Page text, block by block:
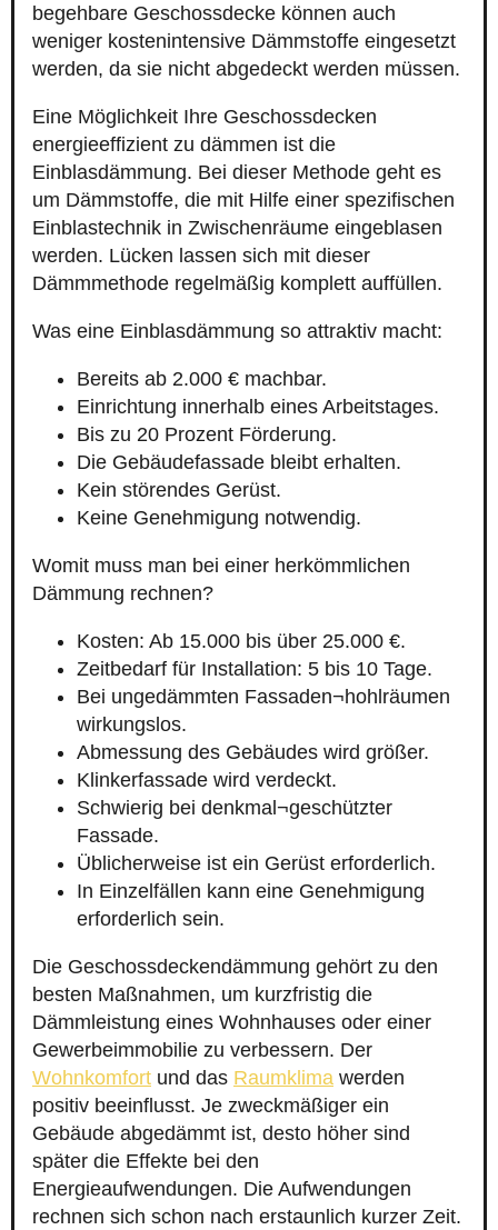
begehbare Geschossdecke können auch
weniger kostenintensive Dämmstoffe eingesetzt
werden, da sie nicht abgedeckt werden müssen.
Eine Möglichkeit Ihre Geschossdecken
energieeffizient zu dämmen ist die
Einblasdämmung. Bei dieser Methode geht es
um Dämmstoffe, die mit Hilfe einer spezifischen
Einblastechnik in Zwischenräume eingeblasen
werden. Lücken lassen sich mit dieser
Dämmmethode regelmäßig komplett auffüllen.
Was eine Einblasdämmung so attraktiv macht:
Bereits ab 2.000 € machbar.
Einrichtung innerhalb eines Arbeitstages.
Bis zu 20 Prozent Förderung.
Die Gebäudefassade bleibt erhalten.
Kein störendes Gerüst.
Keine Genehmigung notwendig.
Womit muss man bei einer herkömmlichen
Dämmung rechnen?
Kosten: Ab 15.000 bis über 25.000 €.
Zeitbedarf für Installation: 5 bis 10 Tage.
Bei ungedämmten Fassaden¬hohlräumen
wirkungslos.
Abmessung des Gebäudes wird größer.
Klinkerfassade wird verdeckt.
Schwierig bei denkmal¬geschützter
Fassade.
Üblicherweise ist ein Gerüst erforderlich.
In Einzelfällen kann eine Genehmigung
erforderlich sein.
Die Geschossdeckendämmung gehört zu den
besten Maßnahmen, um kurzfristig die
Dämmleistung eines Wohnhauses oder einer
Gewerbeimmobilie zu verbessern. Der
Wohnkomfort und das Raumklima werden
positiv beeinflusst. Je zweckmäßiger ein
Gebäude abgedämmt ist, desto höher sind
später die Effekte bei den
Energieaufwendungen. Die Aufwendungen
rechnen sich schon nach erstaunlich kurzer Zeit.